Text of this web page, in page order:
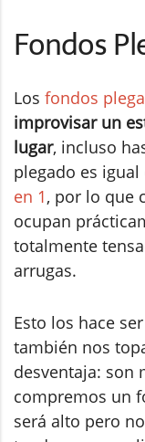
Fondos
Los fondos
improvisar un
lugar, incluso
plegado es
en 1, por lo que
ocupan
totalmente
arrugas.
Esto los hace
también nos
desventaja: son
compremos un
será alto pero